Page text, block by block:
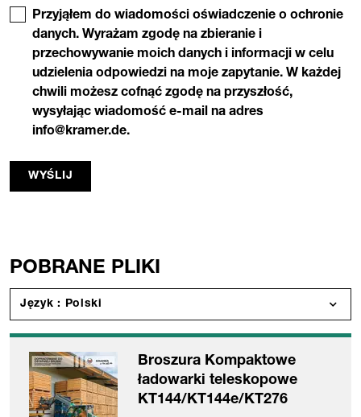
Przyjąłem do wiadomości oświadczenie o ochronie
danych. Wyrażam zgodę na zbieranie i
przechowywanie moich danych i informacji w celu
udzielenia odpowiedzi na moje zapytanie. W każdej
chwili możesz cofnąć zgodę na przyszłość,
wysyłając wiadomość e-mail na adres
info@kramer.de.
WYŚLIJ
POBRANE PLIKI
Język : Polski
Broszura Kompaktowe
ładowarki teleskopowe
KT144/KT144e/KT276